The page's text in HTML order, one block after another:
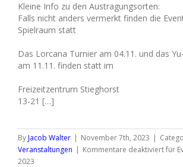
Kleine Info zu den Austragungsorten:
Falls nicht anders vermerkt finden die
Spielraum statt
Das Lorcana Turnier am 04.11. und das
am 11.11. finden statt im
Freizeitzentrum Stieghorst
13-21 […]
ByJacob Walter | November 7th, 2023 |
Veranstaltungen | Kommentare deaktiviertfür
2023